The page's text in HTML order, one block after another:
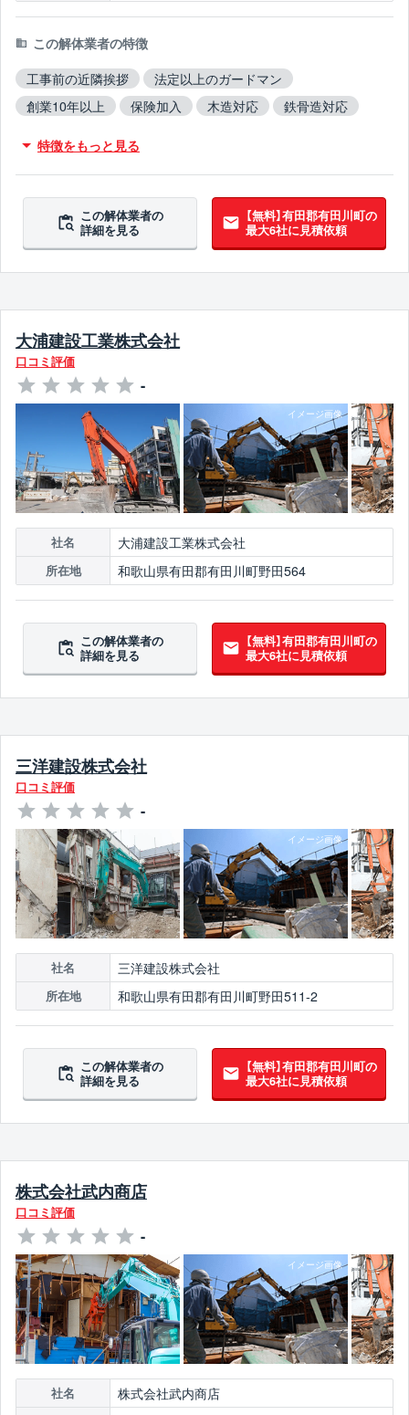
この解体業者の特徴
工事前の近隣挨拶
法定以上のガードマン
創業10年以上
保険加入 木造対応
鉄骨造対応
10年以上無違反
特徴をもっと見る
この解体業者の
詳細を見る
【無料】有田郡有田川町の
最大6社に見積依頼
大浦建設工業株式会社
口コミ評価
-
社名 大浦建設工業株式会社
所在地 和歌山県有田郡有田川町野田564
この解体業者の
詳細を見る
【無料】有田郡有田川町の
最大6社に見積依頼
三洋建設株式会社
口コミ評価
-
社名 三洋建設株式会社
所在地 和歌山県有田郡有田川町野田511-2
この解体業者の
詳細を見る
【無料】有田郡有田川町の
最大6社に見積依頼
株式会社武内商店
口コミ評価
-
社名 株式会社武内商店